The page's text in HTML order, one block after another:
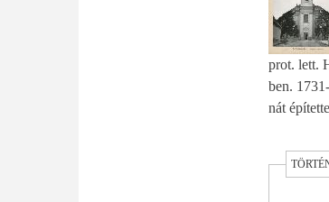
prot. lett.
ben.
nát